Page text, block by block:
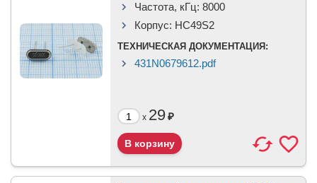
Частота, кГц: 8000
Корпус: HC49S2
ТЕХНИЧЕСКАЯ ДОКУМЕНТАЦИЯ:
431N0679612.pdf
x 29₽